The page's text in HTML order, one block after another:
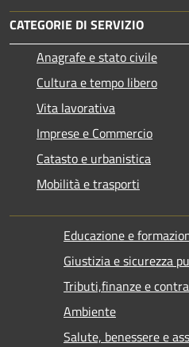
CATEGORIE DI SERVIZIO
Anagrafe e stato civile
Cultura e tempo libero
Vita lavorativa
Imprese e Commercio
Catasto e urbanistica
Mobilità e trasporti
Educazione e
Giustizia e sicurezza
Tributi,finanze e
Ambiente
Salute, benessere e